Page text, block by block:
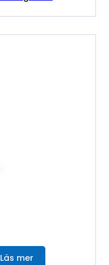
Läs mer